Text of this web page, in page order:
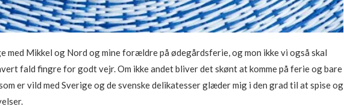
med Mikkel og Nord og mine forældre på ødegårdsferie, og mon ikke vi også skal
fald fingre for godt vejr. Om ikke andet bliver det skønt at komme på ferie og bare
er vild med Sverige og de svenske delikatesser glæder mig i den grad til at spise og